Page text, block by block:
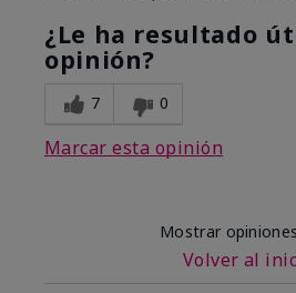
¿Le ha resultado
opinión?
7 0
Marcar esta opinión
Mostrar opiniones
Volver al